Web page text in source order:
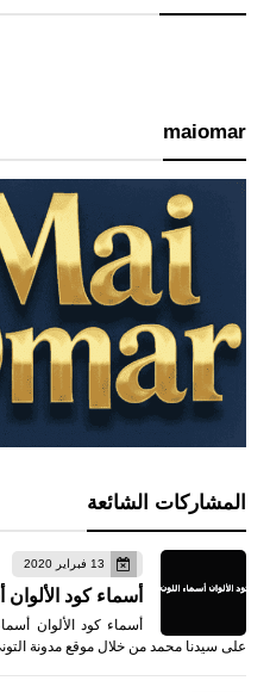
maiomar
المشاركات الشائعة
13 فبراير 2020
أسماء كود
أسماء كود الألوان
على سيدنا محمد من خلال موقع مدونة